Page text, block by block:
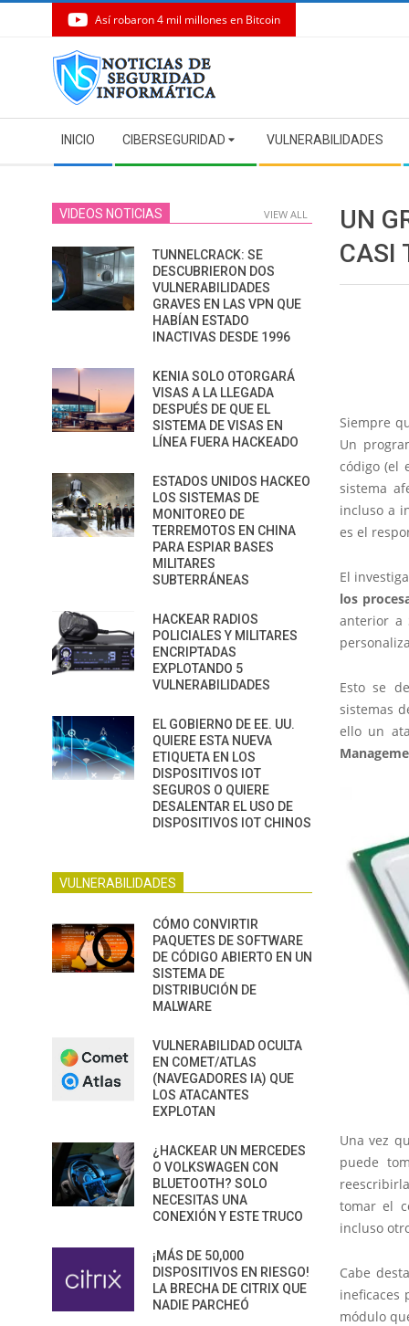
Así robaron 4 mil millones en Bitcoin
Navigation
Menu
INICIO CIBERSEGURIDAD VULNERABILIDADES
UN
CASI
Siempre
Un
código (el
sistema
incluso a
es el
El
los
anterior a
Esto se
sistemas
ello un
Una vez
puede
tomar el
incluso
Cabe
ineficaces
módulo
VIDEOS NOTICIAS VIEW ALL
TUNNELCRACK: SE
DESCUBRIERON DOS
VULNERABILIDADES
GRAVES EN LAS VPN QUE
HABÍAN ESTADO
INACTIVAS DESDE 1996
KENIA SOLO OTORGARÁ
VISAS A LA LLEGADA
DESPUÉS DE QUE EL
SISTEMA DE VISAS EN
LÍNEA FUERA HACKEADO
ESTADOS UNIDOS HACKEO
LOS SISTEMAS DE
MONITOREO DE
TERREMOTOS EN CHINA
PARA ESPIAR BASES
MILITARES
SUBTERRÁNEAS
HACKEAR RADIOS
POLICIALES Y MILITARES
ENCRIPTADAS
EXPLOTANDO 5
VULNERABILIDADES
EL GOBIERNO DE EE. UU.
QUIERE ESTA NUEVA
ETIQUETA EN LOS
DISPOSITIVOS IOT
SEGUROS O QUIERE
DESALENTAR EL USO DE
DISPOSITIVOS IOT CHINOS
VULNERABILIDADES
CÓMO CONVIRTIR
PAQUETES DE SOFTWARE
DE CÓDIGO ABIERTO EN UN
SISTEMA DE
DISTRIBUCIÓN DE
MALWARE
VULNERABILIDAD OCULTA
EN COMET/ATLAS
(NAVEGADORES IA) QUE
LOS ATACANTES
EXPLOTAN
¿HACKEAR UN MERCEDES
O VOLKSWAGEN CON
BLUETOOTH? SOLO
NECESITAS UNA
CONEXIÓN Y ESTE TRUCO
¡MÁS DE 50,000
DISPOSITIVOS EN RIESGO!
LA BRECHA DE CITRIX QUE
NADIE PARCHEÓ